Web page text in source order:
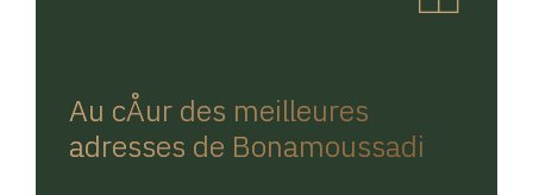
Au cÅur des meilleures
adresses de Bonamoussadi